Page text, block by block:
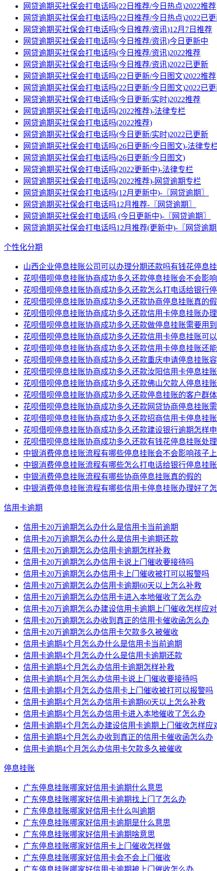
网贷逾期买社保会打电话吗(22日推荐/今日热点)2022推荐
网贷逾期买社保会打电话吗(22日推荐/今日热点)2022已
网贷逾期买社保会打电话吗(今日推荐/资讯)12月7日推荐
网贷逾期买社保会打电话吗(今日推荐/资讯)今日更新中
网贷逾期买社保会打电话吗(今日推荐/资讯)2022推荐
网贷逾期买社保会打电话吗(今日推荐/资讯)2022已更新
网贷逾期买社保会打电话吗(22日更新/今日图文)2022推荐
网贷逾期买社保会打电话吗(22日更新/今日图文)2022已
网贷逾期买社保会打电话吗(今日更新/实时)2022推荐
网贷逾期买社保会打电话吗(2022推荐)-法律专栏
网贷逾期买社保会打电话吗(2022推荐)
网贷逾期买社保会打电话吗(今日更新/实时)2022已更新
网贷逾期买社保会打电话吗(26日更新/今日图文)-法律专
网贷逾期买社保会打电话吗(26日更新/今日图文)
网贷逾期买社保会打电话吗(2022更新中)-法律专栏
网贷逾期买社保会打电话吗(2022推荐)-网贷逾期专栏
网贷逾期买社保会打电话吗(12月更新中)-〖网贷逾期〗
网贷逾期买社保会打电话吗12月推荐-〖网贷逾期〗
网贷逾期买社保会打电话吗 (今日更新中)-〖网贷逾期〗
网贷逾期买社保会打电话吗12月推荐(更新中)-〖网贷逾期
个性化分期
山西企业停息挂账公司可以办理分期还款吗有钱花停息
花呗借呗停息挂账协商成功多久还款停息挂账会不会影
花呗借呗停息挂账协商成功多久还款怎么打电话给银行
花呗借呗停息挂账协商成功多久还款协商停息挂账真的
花呗借呗停息挂账协商成功多久还款信用卡停息挂账办
花呗借呗停息挂账协商成功多久还款做停息挂账需要用
花呗借呗停息挂账协商成功多久还款信用卡停息挂账可
花呗借呗停息挂账协商成功多久还款信用卡停息挂账还
花呗借呗停息挂账协商成功多久还款重庆申请停息挂账
花呗借呗停息挂账协商成功多久还款汝阳信用卡停息挂
花呗借呗停息挂账协商成功多久还款佛山欠款人停息挂
花呗借呗停息挂账协商成功多久还款停息挂账的客户群
花呗借呗停息挂账协商成功多久还款网贷协商停息挂账
花呗借呗停息挂账协商成功多久还款招商信用卡停息挂
花呗借呗停息挂账协商成功多久还款建设银行逾期怎样
花呗借呗停息挂账协商成功多久还款有钱花停息挂账处
中银消费停息挂账流程有哪些停息挂账会不会影响孩子
中银消费停息挂账流程有哪些怎么打电话给银行停息挂
中银消费停息挂账流程有哪些协商停息挂账真的假的
中银消费停息挂账流程有哪些信用卡停息挂账办理好了
信用卡逾期
信用卡20万逾期怎么办什么是信用卡当前逾期
信用卡20万逾期怎么办什么是信用卡逾期还款
信用卡20万逾期怎么办信用卡逾期怎样补救
信用卡20万逾期怎么办信用卡说上门催收要接待吗
信用卡20万逾期怎么办信用卡上门催收被打可以报警吗
信用卡20万逾期怎么办信用卡逾期60天以上怎么补救
信用卡20万逾期怎么办信用卡进入本地催收了怎么办
信用卡20万逾期怎么办建设信用卡逾期上门催收怎样应对
信用卡20万逾期怎么办收到真正的信用卡催收函怎么办
信用卡20万逾期怎么办信用卡欠款多久被催收
信用卡逾期4个月怎么办什么是信用卡当前逾期
信用卡逾期4个月怎么办什么是信用卡逾期还款
信用卡逾期4个月怎么办信用卡逾期怎样补救
信用卡逾期4个月怎么办信用卡说上门催收要接待吗
信用卡逾期4个月怎么办信用卡上门催收被打可以报警吗
信用卡逾期4个月怎么办信用卡逾期60天以上怎么补救
信用卡逾期4个月怎么办信用卡进入本地催收了怎么办
信用卡逾期4个月怎么办建设信用卡逾期上门催收怎样应
信用卡逾期4个月怎么办收到真正的信用卡催收函怎么办
信用卡逾期4个月怎么办信用卡欠款多久被催收
停息挂账
广东停息挂账哪家好信用卡逾期什么意思
广东停息挂账哪家好信用卡逾期找上门了怎么办
广东停息挂账哪家好信用卡什么叫逾期
广东停息挂账哪家好信用卡逾期是什么意思
广东停息挂账哪家好信用卡逾期啥意思
广东停息挂账哪家好信用卡上门催收怎样做
广东停息挂账哪家好信用卡会不会上门催收
广东停息挂账哪家好信用卡逾期被上门催收怎么办